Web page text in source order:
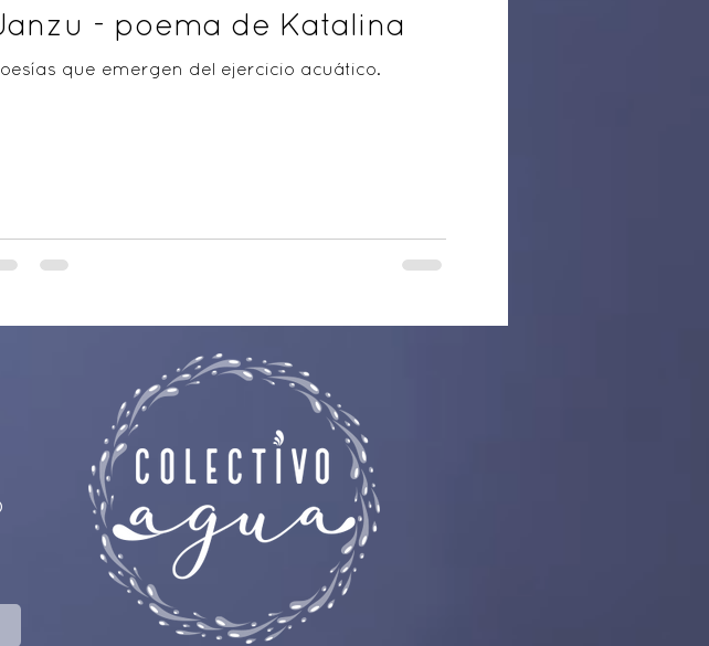
- poema de Katalina
que emergen del ejercicio acuático.